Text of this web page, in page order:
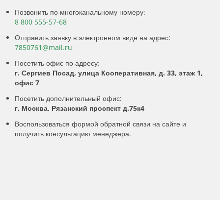
Позвонить по многоканальному номеру:
8 800 555-57-68
Отправить заявку в электронном виде на адрес:
7850761@mail.ru
Посетить офис по адресу:
г. Сергиев Посад, улица Кооперативная, д. 33, этаж 1,
офис 7
Посетить дополнительный офис:
г. Москва, Рязанский проспект д.75к4
Воспользоваться формой обратной связи на сайте и
получить консультацию менеджера.